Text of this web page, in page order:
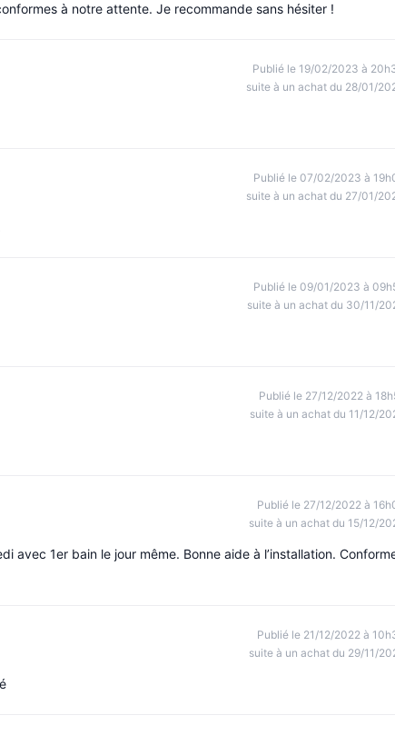
à notre attente. Je recommande sans hésiter !
Publié le 19/02/2023 à
suite à un achat du 28/01/
Publié le 07/02/2023 à
suite à un achat du 27/01/
Publié le 09/01/2023 à
suite à un achat du 30/11/
Publié le 27/12/2022 à
suite à un achat du 11/12/
Publié le 27/12/2022 à
suite à un achat du 15/12/
avec 1er bain le jour même. Bonne aide à l’installation.
Publié le 21/12/2022 à
suite à un achat du 29/11/